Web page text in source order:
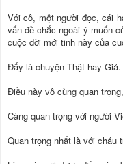
Với cô, một người đọc, cái
vấn đề chắc ngoài ý muốn
cuộc đời mới tinh này của
Đấy là chuyện Thật hay Giả.
Điều này vô cùng quan
Càng quan trọng với người
Quan trọng nhất là với cháu